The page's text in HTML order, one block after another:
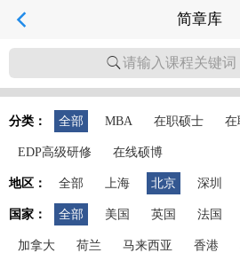
简章库
请输入课程关键词
分类： 全部 MBA 在职硕士 在
EDP高级研修 在线硕博
地区： 全部 上海 北京 深圳
国家： 全部 美国 英国 法国
加拿大 荷兰 马来西亚 香港